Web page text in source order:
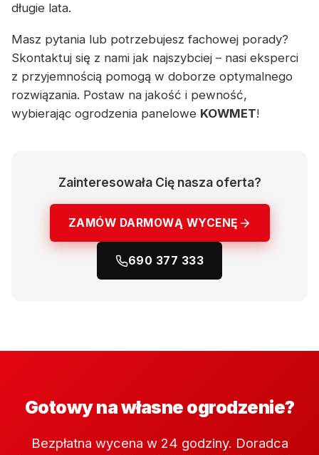
długie lata.
Masz pytania lub potrzebujesz fachowej porady?
Skontaktuj się z nami jak najszybciej – nasi eksperci
z przyjemnością pomogą w doborze optymalnego
rozwiązania. Postaw na jakość i pewność,
wybierając ogrodzenia panelowe KOWMET!
Zainteresowała Cię nasza oferta?
ZAMÓW DARMOWĄ WYCENĘ
690 377 333
Gotowy na własne ogrodzenie?
Bezpłatna wycena w 24 godziny. Doradca